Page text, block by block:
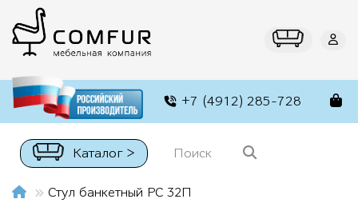
+7 (4912) 285-728
Каталог >
Стул банкетный РС 32П